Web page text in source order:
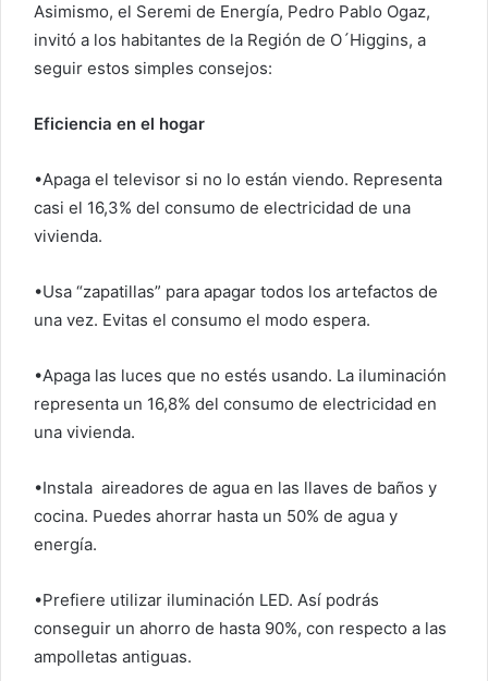
Asimismo, el Seremi de Energía, Pedro Pablo Ogaz,
invitó a los habitantes de la Región de O´Higgins, a
seguir estos simples consejos:
Eficiencia en el hogar
•Apaga el televisor si no lo están viendo. Representa
casi el 16,3% del consumo de electricidad de una
vivienda.
•Usa “zapatillas” para apagar todos los artefactos de
una vez. Evitas el consumo el modo espera.
•Apaga las luces que no estés usando. La iluminación
representa un 16,8% del consumo de electricidad en
una vivienda.
•Instala aireadores de agua en las llaves de baños y
cocina. Puedes ahorrar hasta un 50% de agua y
energía.
•Prefiere utilizar iluminación LED. Así podrás
conseguir un ahorro de hasta 90%, con respecto a las
ampolletas antiguas.